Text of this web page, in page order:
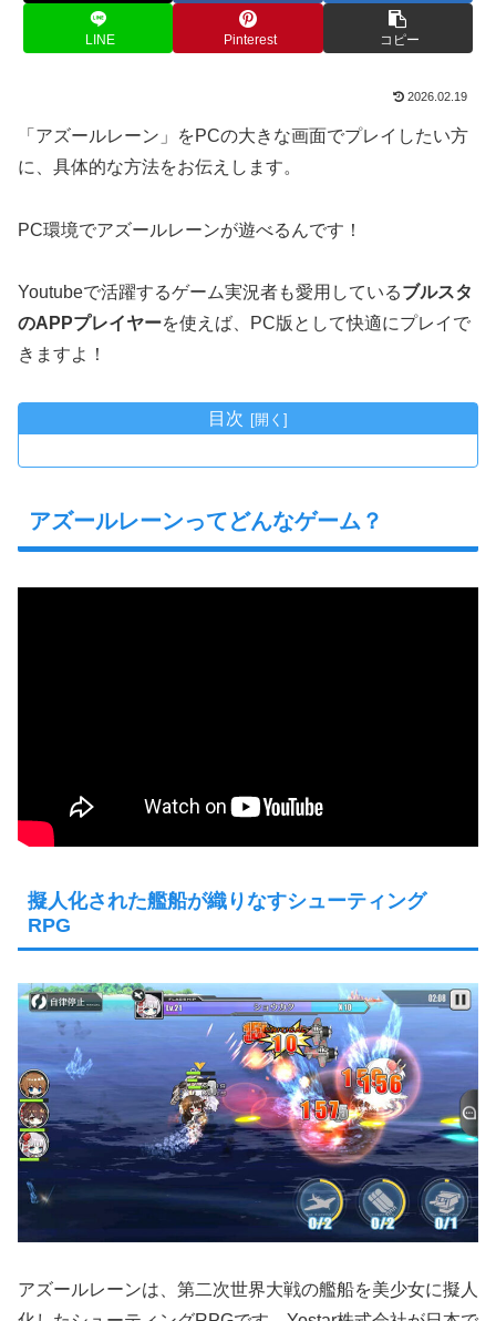
LINE Pinterest コピー
2026.02.19
「アズールレーン」をPCの大きな画面でプレイしたい方
に、具体的な方法をお伝えします。
PC環境でアズールレーンが遊べるんです！
Youtubeで活躍するゲーム実況者も愛用しているブルスタ
のAPPプレイヤーを使えば、PC版として快適にプレイで
きますよ！
目次
アズールレーンってどんなゲーム？
擬人化された艦船が織りなすシューティング
RPG
アズールレーンは、第二次世界大戦の艦船を美少女に擬人